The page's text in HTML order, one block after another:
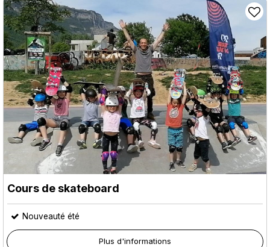
Cours de skateboard
Nouveauté été
Plus d'informations